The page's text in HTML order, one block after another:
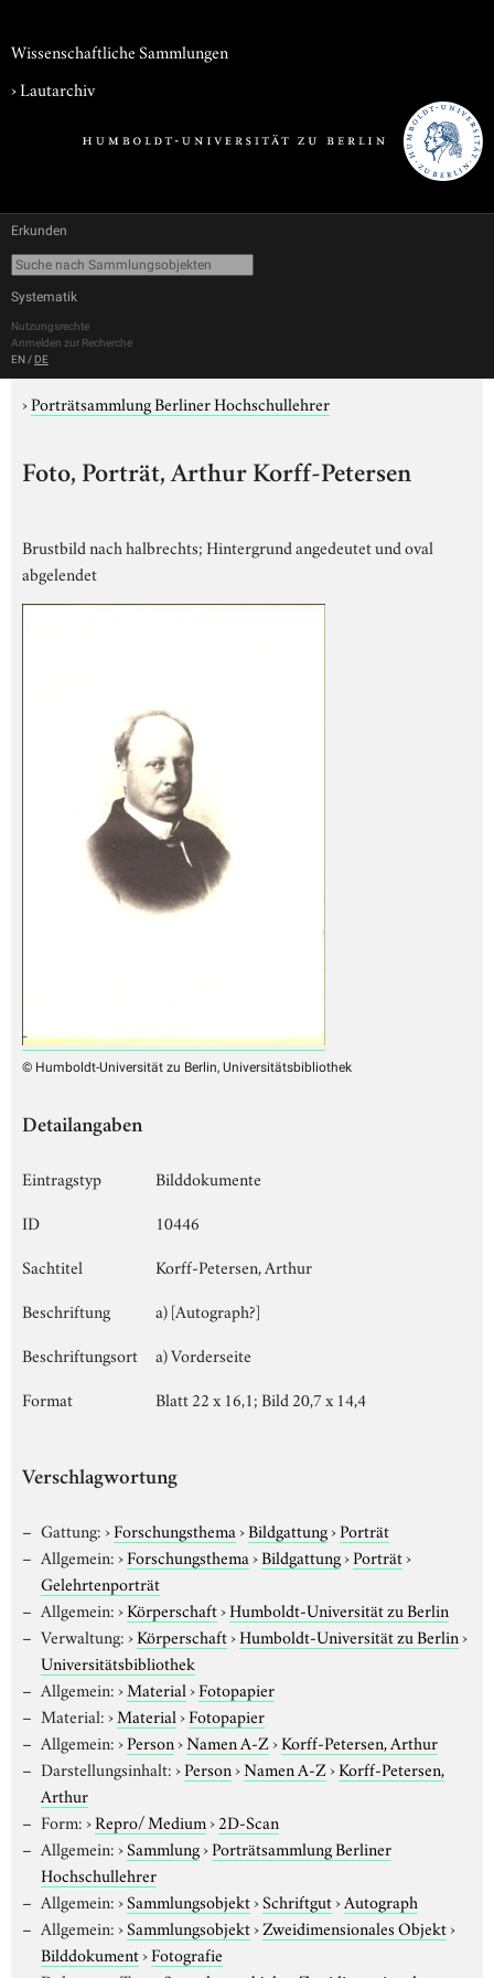
Wissenschaftliche Sammlungen
›Lautarchiv
Erkunden
Systematik
Nutzungsrechte
Anmelden zur Recherche
EN / DE
›Porträtsammlung Berliner Hochschullehrer
Foto, Porträt, Arthur Korff-Petersen
Brustbild nach halbrechts; Hintergrund angedeutet und oval
abgelendet
© Humboldt-Universität zu Berlin, Universitätsbibliothek
Detailangaben
Eintragstyp
Bilddokumente
ID
10446
Sachtitel
Korff-Petersen, Arthur
Beschriftung
a) [Autograph?]
Beschriftungsort
a) Vorderseite
Format
Blatt 22 x 16,1; Bild 20,7 x 14,4
Verschlagwortung
Gattung:›Forschungsthema›Bildgattung›Porträt
Allgemein:›Forschungsthema›Bildgattung›Porträt›
Gelehrtenporträt
Allgemein:›Körperschaft›Humboldt-Universität zu Berlin
Verwaltung:›Körperschaft›Humboldt-Universität zu Berlin›
Universitätsbibliothek
Allgemein:›Material›Fotopapier
Material:›Material›Fotopapier
Allgemein:›Person›Namen A-Z›Korff-Petersen, Arthur
Darstellungsinhalt:›Person›Namen A-Z›Korff-Petersen,
Arthur
Form:›Repro/ Medium›2D-Scan
Allgemein:›Sammlung›Porträtsammlung Berliner
Hochschullehrer
Allgemein:›Sammlungsobjekt›Schriftgut›Autograph
Allgemein:›Sammlungsobjekt›Zweidimensionales Objekt›
Bilddokument›Fotografie